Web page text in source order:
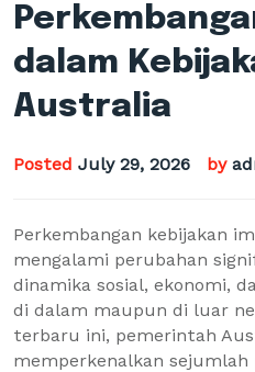
dalam
Australia
Posted July 29, 2026 by
Perkembangan kebijakan
mengalami perubahan
dinamika sosial, ekonomi,
di dalam maupun di luar
terbaru ini, pemerintah
memperkenalkan